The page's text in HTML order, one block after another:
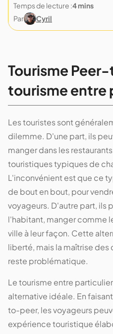
Temps de lecture :4 mins
Par
Cyril
Tourisme
tourisme entre
Les touristes sont
dilemme. D'une part, ils
manger dans les
touristiques typiques de
L'inconvénient est que ce
de bout en bout, pour
voyageurs. D'autre part, ils
l'habitant, manger comme
ville à leur façon. Cette
liberté, mais la maîtrise
reste problématique.
Le tourisme entre
alternative idéale. En
to-peer, les voyageurs
expérience touristique